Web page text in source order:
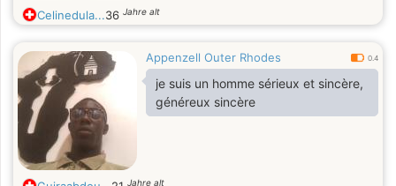
Celinedula...36 Jahre alt
Appenzell Outer Rhodes 0.4
je suis un homme sérieux et sincère,
généreux sincère
Jahre alt